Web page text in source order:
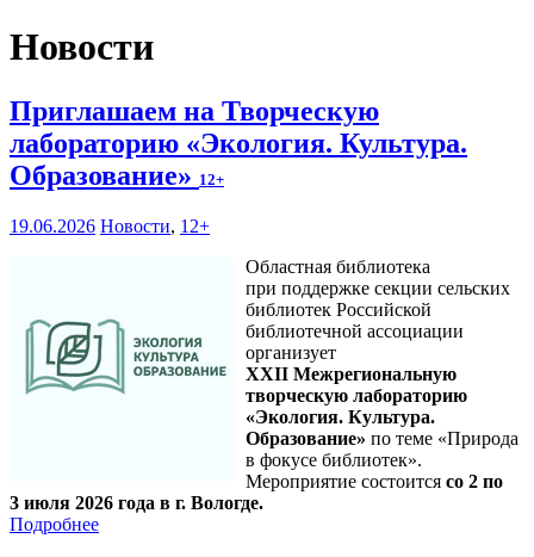
Новости
Приглашаем на Творческую
лабораторию «Экология. Культура.
Образование» 12+
19.06.2026 Новости, 12+
Областная библиотека
при поддержке секции сельских
библиотек Российской
библиотечной ассоциации
организует
XXII Межрегиональную
творческую лабораторию
«Экология. Культура.
Образование» по теме «Природа
в фокусе библиотек».
Мероприятие состоится со 2 по
3 июля 2026 года в г. Вологде.
Подробнее